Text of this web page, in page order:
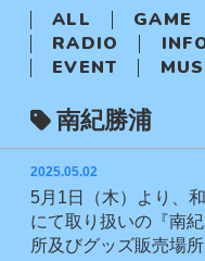
ALL GAME
RADIO
EVENT
南紀勝浦
2025.05.02
5月1日（木）より、
にて取り扱いの『南
所及びグッズ販売場